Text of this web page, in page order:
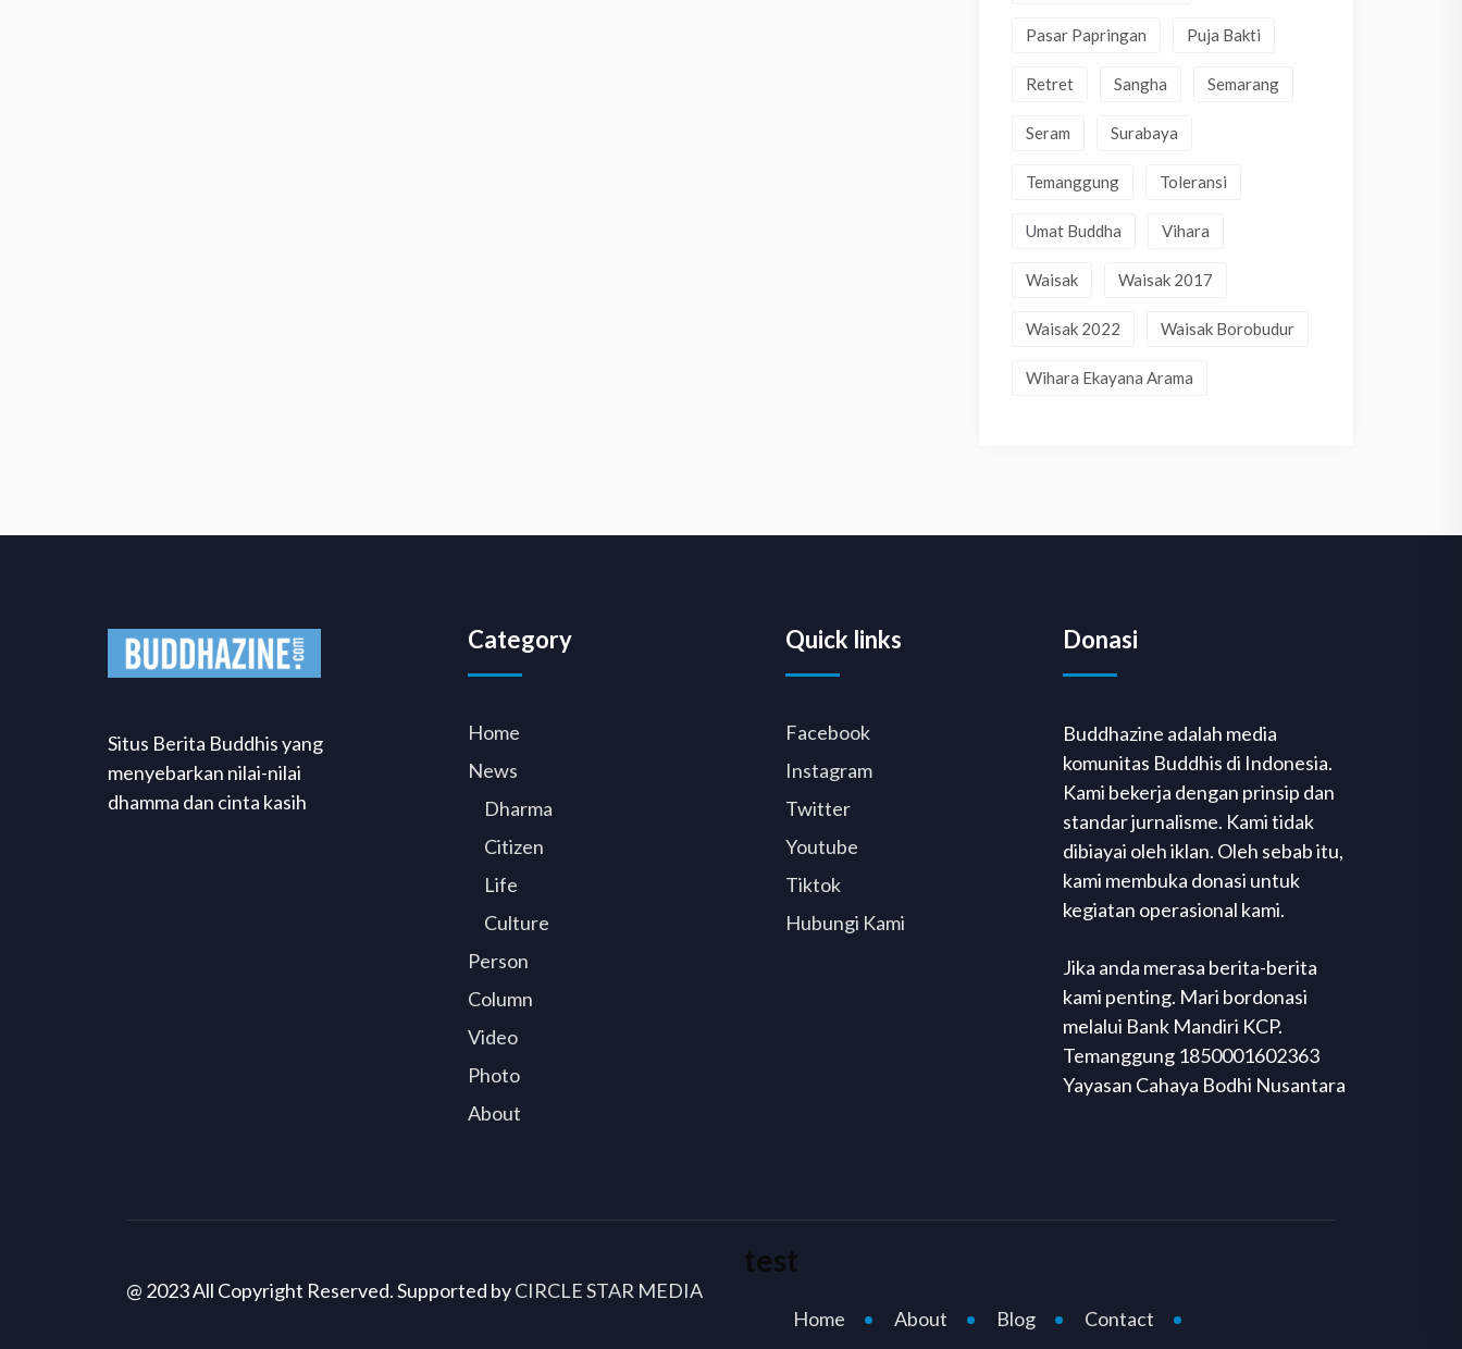
Pasar Papringan Puja Bakti
Retret Sangha Semarang
Seram Surabaya
Temanggung Toleransi
Umat Buddha Vihara
Waisak Waisak 2017
Waisak 2022 Waisak Borobudur
Wihara Ekayana Arama
Situs Berita Buddhis yang
menyebarkan nilai-nilai
dhamma dan cinta kasih
Category
Home
News
Dharma
Citizen
Life
Culture
Person
Column
Video
Photo
About
Quick links
Facebook
Instagram
Twitter
Youtube
Tiktok
Hubungi Kami
Donasi
Buddhazine adalah media
komunitas Buddhis di Indonesia.
Kami bekerja dengan prinsip dan
standar jurnalisme. Kami tidak
dibiayai oleh iklan. Oleh sebab itu,
kami membuka donasi untuk
kegiatan operasional kami.
Jika anda merasa berita-berita
kami penting. Mari bordonasi
melalui Bank Mandiri KCP.
Temanggung 1850001602363
Yayasan Cahaya Bodhi Nusantara
@ 2023 All Copyright Reserved. Supported byCIRCLE STAR MEDIA
test
Home About Blog Contact